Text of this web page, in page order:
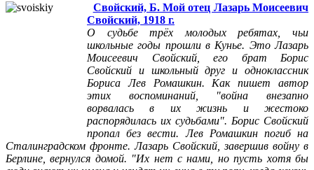
Свойский, Б. Мой отец Лазарь Моисеевич
Свойский, 1918 г.
О судьбе трёх молодых ребятах, чьи
школьные годы прошли в Кунье. Это Лазарь
Моисеевич Свойский, его брат Борис
Свойский и школьный друг и одноклассник
Бориса Лев Ромашкин. Как пишет автор
этих воспоминаний, "война внезапно
ворвалась в их жизнь и жестоко
распорядилась их судьбами". Борис Свойский
пропал без вести. Лев Ромашкин погиб на
Сталинградском фронте. Лазарь Свойский, завершив войну в
Берлине, вернулся домой. "Их нет с нами, но пусть хотя бы